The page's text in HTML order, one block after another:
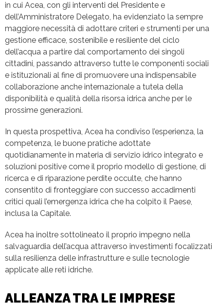
in cui Acea, con gli interventi del Presidente e
dell’Amministratore Delegato, ha evidenziato la sempre
maggiore necessità di adottare criteri e strumenti per una
gestione efficace, sostenibile e resiliente del ciclo
dell’acqua a partire dal comportamento dei singoli
cittadini, passando attraverso tutte le componenti sociali
e istituzionali al fine di promuovere una indispensabile
collaborazione anche internazionale a tutela della
disponibilità e qualità della risorsa idrica anche per le
prossime generazioni.
In questa prospettiva, Acea ha condiviso l’esperienza, la
competenza, le buone pratiche adottate
quotidianamente in materia di servizio idrico integrato e
soluzioni positive come il proprio modello di gestione, di
ricerca e di riparazione perdite occulte, che hanno
consentito di fronteggiare con successo accadimenti
critici quali l’emergenza idrica che ha colpito il Paese,
inclusa la Capitale.
Acea ha inoltre sottolineato il proprio impegno nella
salvaguardia dell’acqua attraverso investimenti focalizzati
sulla resilienza delle infrastrutture e sulle tecnologie
applicate alle reti idriche.
ALLEANZA TRA LE IMPRESE